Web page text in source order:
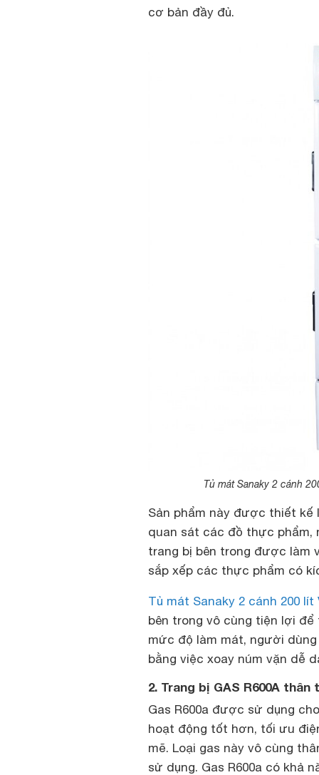
cơ bản đầy đủ.
Tủ mát Sanaky 2 cánh
Sản phẩm này được thiết
quan sát các đồ thực phẩm,
trang bị bên trong được làm
sắp xếp các thực phẩm có
Tủ mát Sanaky 2 cánh 200 lít
bên trong vô cùng tiện lợi
mức độ làm mát, người
bằng việc xoay núm vặn dễ
2. Trang bị GAS R600A
Gas R600a được sử dụng
hoạt động tốt hơn, tối ưu
mẽ. Loại gas này vô cùng
sử dụng. Gas R600a có khả